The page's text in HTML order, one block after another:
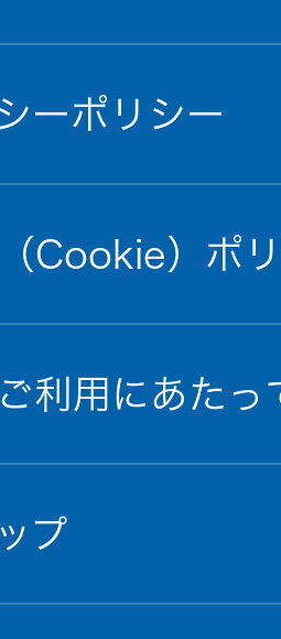
ーポリシー
Cookie）ポ
利用にあたっ
プ